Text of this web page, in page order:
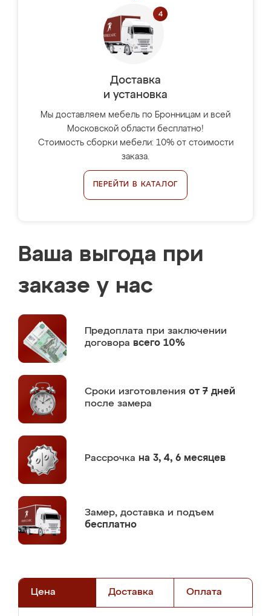
Доставка
и установка
Мы доставляем мебель по Бронницам и всей
Московской области бесплатно!
Стоимость сборки мебели: 10% от стоимости
заказа.
ПЕРЕЙТИ В КАТАЛОГ
Ваша выгода при
заказе у нас
Предоплата при заключении
договора всего 10%
Сроки изготовления от 7 дней
после замера
Рассрочка на 3, 4, 6 месяцев
Замер, доставка и подъем
бесплатно
Цена Доставка Оплата